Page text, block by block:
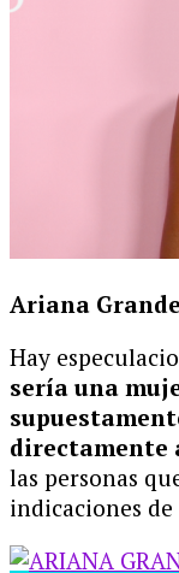
Ariana Grande
Hay
sería una
directamente
las personas
indicaciones